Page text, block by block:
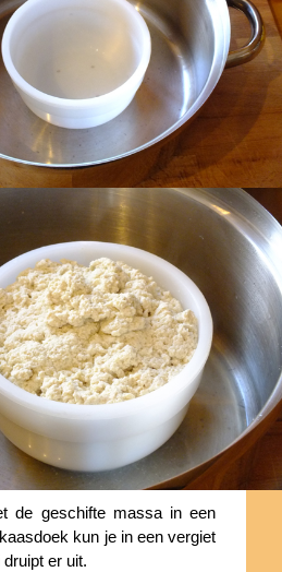
de geschifte massa in een
kun je in een vergiet
druipt er uit.